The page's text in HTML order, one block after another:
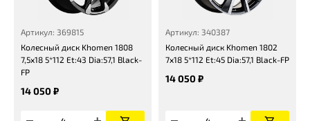
Артикул: 369815
Колесный диск Khomen 1808
7,5x18 5*112 Et:43 Dia:57,1 Black-
FP
14 050 ₽
Артикул: 340387
Колесный диск Khomen 1802
7x18 5*112 Et:45 Dia:57,1 Black-FP
14 050 ₽